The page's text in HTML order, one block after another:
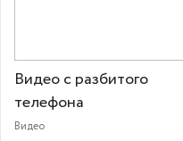
Видео с разбитого
телефона
Видео